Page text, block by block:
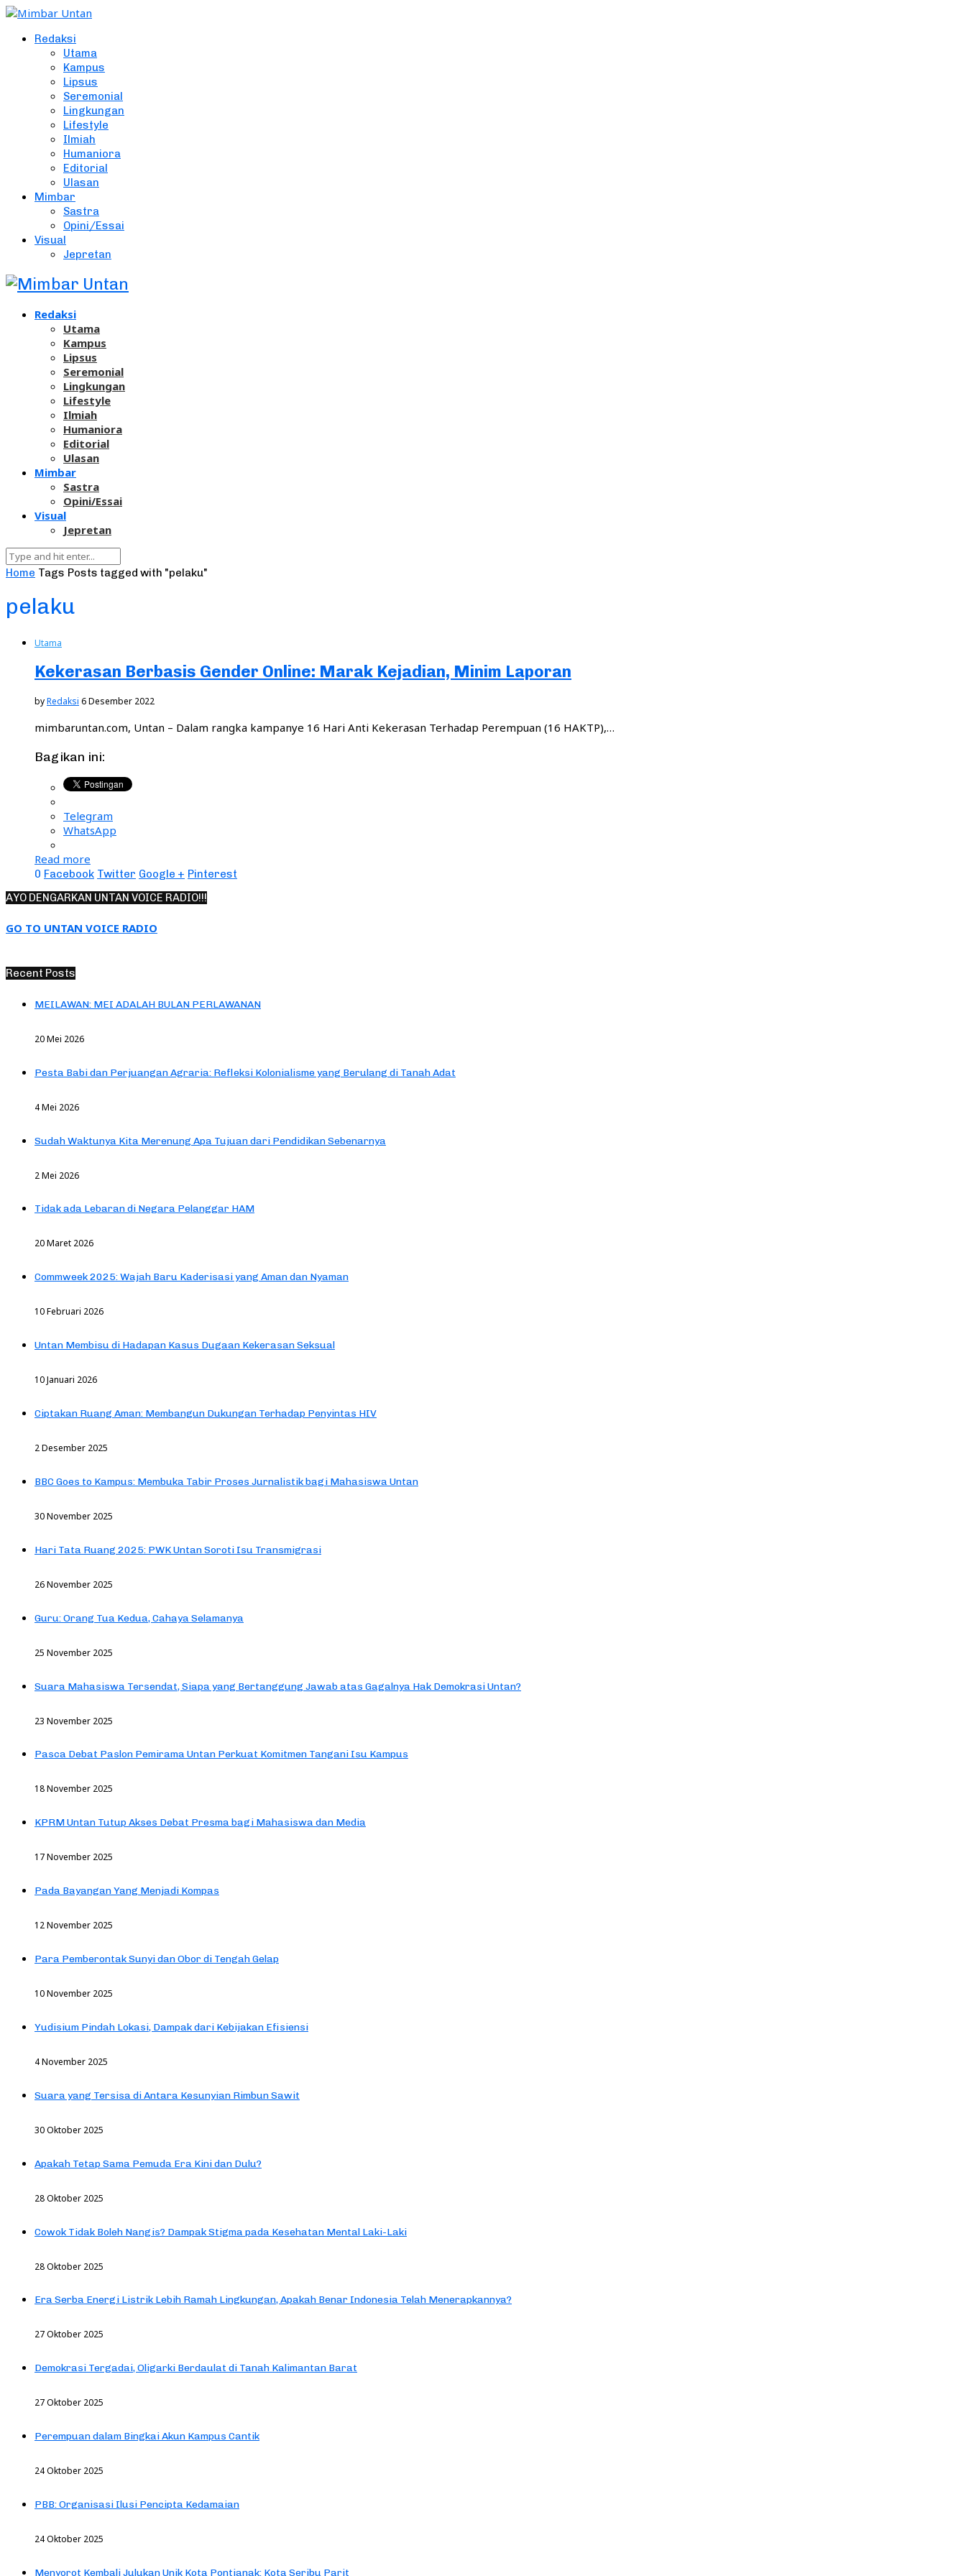
Redaksi
Utama
Kampus
Lipsus
Seremonial
Lingkungan
Lifestyle
Ilmiah
Humaniora
Editorial
Ulasan
Mimbar
Sastra
Opini/Essai
Visual
Jepretan
Redaksi
Utama
Kampus
Lipsus
Seremonial
Lingkungan
Lifestyle
Ilmiah
Humaniora
Editorial
Ulasan
Mimbar
Sastra
Opini/Essai
Visual
Jepretan
Home Tags Posts tagged with "pelaku"
pelaku
Utama
Kekerasan Berbasis Gender Online: Marak Kejadian, Minim Laporan
byRedaksi 6 Desember 2022
mimbaruntan.com, Untan – Dalam rangka kampanye 16 Hari Anti Kekerasan Terhadap Perempuan (16 HAKTP),…
Bagikan ini:
Telegram
WhatsApp
Read more
0 Facebook Twitter Google + Pinterest
AYO DENGARKAN UNTAN VOICE RADIO!!!
GO TO UNTAN VOICE RADIO
Recent Posts
MEILAWAN: MEI ADALAH BULAN PERLAWANAN
20 Mei 2026
Pesta Babi dan Perjuangan Agraria: Refleksi Kolonialisme yang Berulang di Tanah Adat
4 Mei 2026
Sudah Waktunya Kita Merenung Apa Tujuan dari Pendidikan Sebenarnya
2 Mei 2026
Tidak ada Lebaran di Negara Pelanggar HAM
20 Maret 2026
Commweek 2025: Wajah Baru Kaderisasi yang Aman dan Nyaman
10 Februari 2026
Untan Membisu di Hadapan Kasus Dugaan Kekerasan Seksual
10 Januari 2026
Ciptakan Ruang Aman: Membangun Dukungan Terhadap Penyintas HIV
2 Desember 2025
BBC Goes to Kampus: Membuka Tabir Proses Jurnalistik bagi Mahasiswa Untan
30 November 2025
Hari Tata Ruang 2025: PWK Untan Soroti Isu Transmigrasi
26 November 2025
Guru: Orang Tua Kedua, Cahaya Selamanya
25 November 2025
Suara Mahasiswa Tersendat, Siapa yang Bertanggung Jawab atas Gagalnya Hak Demokrasi Untan?
23 November 2025
Pasca Debat Paslon Pemirama Untan Perkuat Komitmen Tangani Isu Kampus
18 November 2025
KPRM Untan Tutup Akses Debat Presma bagi Mahasiswa dan Media
17 November 2025
Pada Bayangan Yang Menjadi Kompas
12 November 2025
Para Pemberontak Sunyi dan Obor di Tengah Gelap
10 November 2025
Yudisium Pindah Lokasi, Dampak dari Kebijakan Efisiensi
4 November 2025
Suara yang Tersisa di Antara Kesunyian Rimbun Sawit
30 Oktober 2025
Apakah Tetap Sama Pemuda Era Kini dan Dulu?
28 Oktober 2025
Cowok Tidak Boleh Nangis? Dampak Stigma pada Kesehatan Mental Laki-Laki
28 Oktober 2025
Era Serba Energi Listrik Lebih Ramah Lingkungan, Apakah Benar Indonesia Telah Menerapkannya?
27 Oktober 2025
Demokrasi Tergadai, Oligarki Berdaulat di Tanah Kalimantan Barat
27 Oktober 2025
Perempuan dalam Bingkai Akun Kampus Cantik
24 Oktober 2025
PBB: Organisasi Ilusi Pencipta Kedamaian
24 Oktober 2025
Menyorot Kembali Julukan Unik Kota Pontianak: Kota Seribu Parit